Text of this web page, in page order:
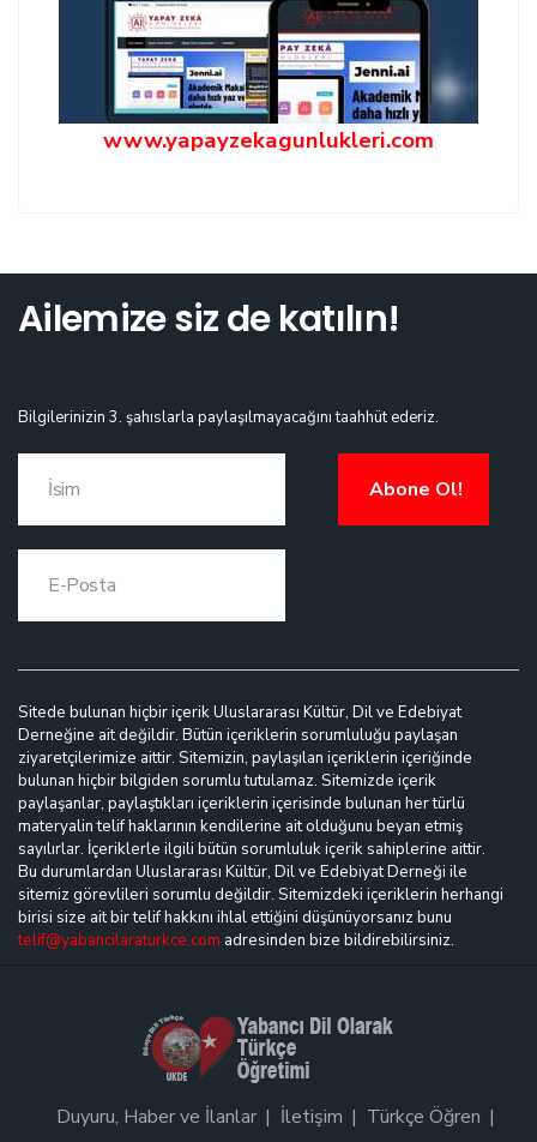
www.yapayzekagunlukleri.com
Ailemize siz de katılın!
Bilgilerinizin 3. şahıslarla paylaşılmayacağını taahhüt ederiz.
Abone Ol!
Sitede bulunan hiçbir içerik Uluslararası Kültür, Dil ve Edebiyat
Derneğine ait değildir. Bütün içeriklerin sorumluluğu paylaşan
ziyaretçilerimize aittir. Sitemizin, paylaşılan içeriklerin içeriğinde
bulunan hiçbir bilgiden sorumlu tutulamaz. Sitemizde içerik
paylaşanlar, paylaştıkları içeriklerin içerisinde bulunan her türlü
materyalin telif haklarının kendilerine ait olduğunu beyan etmiş
sayılırlar. İçeriklerle ilgili bütün sorumluluk içerik sahiplerine aittir.
Bu durumlardan Uluslararası Kültür, Dil ve Edebiyat Derneği ile
sitemiz görevlileri sorumlu değildir. Sitemizdeki içeriklerin herhangi
birisi size ait bir telif hakkını ihlal ettiğini düşünüyorsanız bunu
telif@yabancilaraturkce.com adresinden bize bildirebilirsiniz.
Duyuru, Haber ve İlanlar İletişim Türkçe Öğren